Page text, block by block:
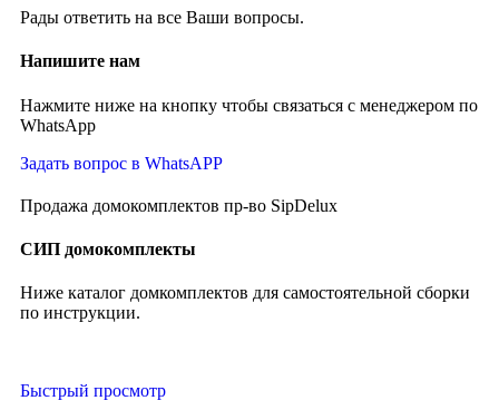
Рады ответить на все Ваши вопросы.
Напишите нам
Нажмите ниже на кнопку чтобы связаться с менеджером по
WhatsApp
Задать вопрос в WhatsAPP
Продажа домокомплектов пр-во SipDelux
СИП домокомплекты
Ниже каталог домкомплектов для самостоятельной сборки
по инструкции.
Быстрый просмотр